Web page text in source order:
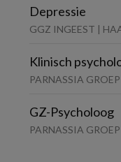
Depressie
GGZ INGEEST |
Klinisch
PARNASSIA
GZ-Psycholoog
PARNASSIA